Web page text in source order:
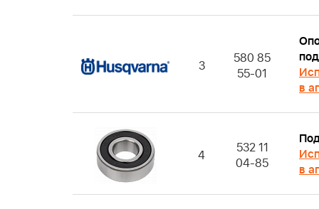
3
580 85
55-01
в
4
532 11
04-85
в